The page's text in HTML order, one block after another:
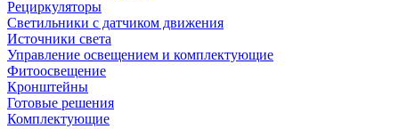
Рециркуляторы
Светильники с датчиком движения
Источники света
Управление освещением и комплектующие
Фитоосвещение
Кронштейны
Готовые решения
Комплектующие